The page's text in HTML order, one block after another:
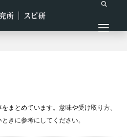
まとめています。意味や受け取り方、
きに参考にしてください。